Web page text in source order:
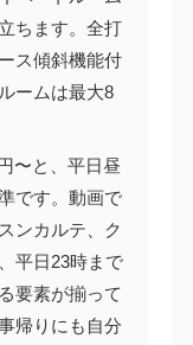
ちます。全打
ス傾斜機能付
ームは最大8
〜と、平日昼
です。動画で
ンカルテ、ク
平日23時まで
要素が揃って
帰りにも自分